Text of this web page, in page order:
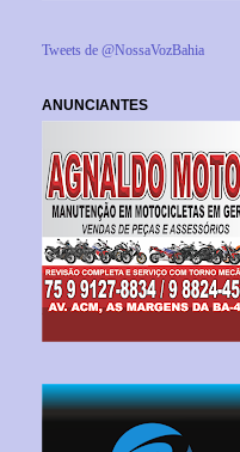
Tweets de @NossaVozBahia
ANUNCIANTES